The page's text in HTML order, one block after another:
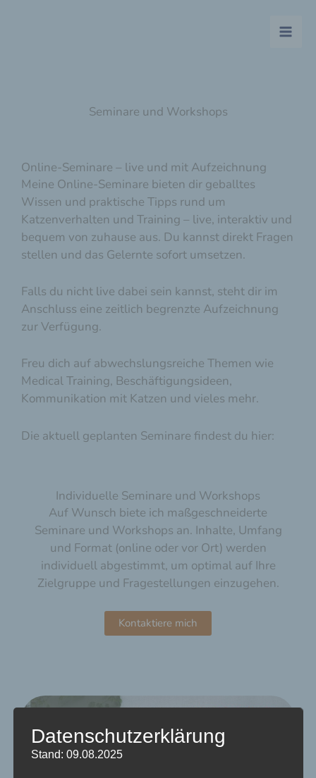
Seminare und Workshops
Online-Seminare – live und mit Aufzeichnung
Meine Online-Seminare bieten dir geballtes
Wissen und praktische Tipps rund um
Katzenverhalten und Training – live, interaktiv und
bequem von zuhause aus. Du kannst direkt Fragen
stellen und das Gelernte sofort umsetzen.
Falls du nicht live dabei sein kannst, steht dir im
Anschluss eine zeitlich begrenzte Aufzeichnung
zur Verfügung.
Freu dich auf abwechslungsreiche Themen wie
Medical Training, Beschäftigungsideen,
Kommunikation mit Katzen und vieles mehr.
Die aktuell geplanten Seminare findest du hier:
Individuelle Seminare und Workshops
Auf Wunsch biete ich maßgeschneiderte
Seminare und Workshops an. Inhalte, Umfang
und Format (online oder vor Ort) werden
individuell abgestimmt, um optimal auf Ihre
Zielgruppe und Fragestellungen einzugehen.
Kontaktiere mich
Datenschutzerklärung
Stand: 09.08.2025